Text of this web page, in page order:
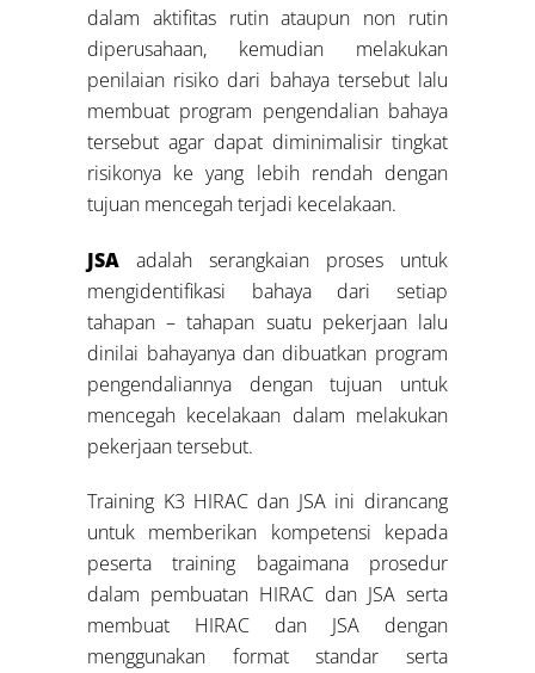
dalam aktifitas rutin ataupun non rutin
diperusahaan, kemudian melakukan
penilaian risiko dari bahaya tersebut lalu
membuat program pengendalian bahaya
tersebut agar dapat diminimalisir tingkat
risikonya ke yang lebih rendah dengan
tujuan mencegah terjadi kecelakaan.
JSAadalah serangkaian proses untuk
mengidentifikasi bahaya dari setiap
tahapan – tahapan suatu pekerjaan lalu
dinilai bahayanya dan dibuatkan program
pengendaliannya dengan tujuan untuk
mencegah kecelakaan dalam melakukan
pekerjaan tersebut.
Training K3 HIRAC dan JSA ini dirancang
untuk memberikan kompetensi kepada
peserta training bagaimana prosedur
dalam pembuatan HIRAC dan JSA serta
membuat HIRAC dan JSA dengan
menggunakan format standar serta